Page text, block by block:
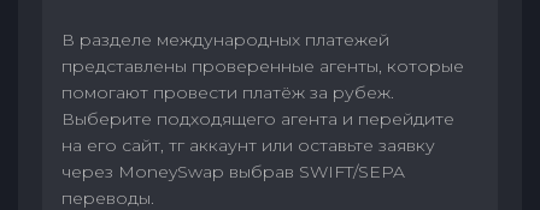
В разделе международных платежей
представлены проверенные агенты, которые
помогают провести платёж за рубеж.
Выберите подходящего агента и перейдите
на его сайт, тг аккаунт или оставьте заявку
через MoneySwap выбрав SWIFT/SEPA
переводы.